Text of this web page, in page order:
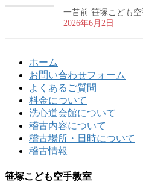
一昔前 笹塚こども
2026年6月2日
ホーム
お問い合わせフォーム
よくあるご質問
料金について
洗心道会館について
稽古内容について
稽古場所・日時について
稽古情報
笹塚こども空手教室